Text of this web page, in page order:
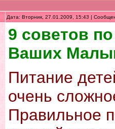
Дата: Вторник, 27.01.2009, 15:43 |
9 советов
Ваших
Питание
очень
Правильное